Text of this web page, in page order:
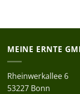
MEINE ERNTE
Rheinwerkallee 6
53227 Bonn